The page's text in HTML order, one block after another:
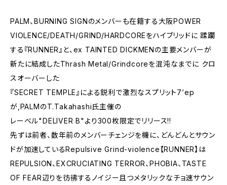
PALM、BURNING SIGNのメンバーも在籍する大阪POWER
VIOLENCE/DEATH/GRIND/HARDCOREをハイブリッドに 蹂躙
する『RUNNER』と、ex TAINTED DICKMENの主要メンバーが
新たに結成したThrash Metal/Grindcoreを混沌なまでに クロ
スオーバーした
『SECRET TEMPLE』による鋭利で激烈なスプリット7’ep
が,PALMのT.Takahashi氏主催の
レーベル"DELIVER B"より300枚限定でリリース!!
先ずは前者、数年前のメンバーチェンジを機に、どんどんとサウン
ドが加速しているRepulsive Grind-violence【RUNNER】は
REPULSION、EXCRUCIATING TERROR、PHOBIA、TASTE
OF FEAR辺りを彷彿するノイジー且つメタリックなチョ速サウン